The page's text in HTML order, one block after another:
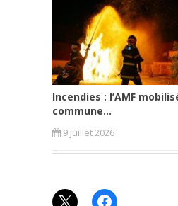
Incendies : l’AMF
commune...
9 juillet 2026
X Facebook